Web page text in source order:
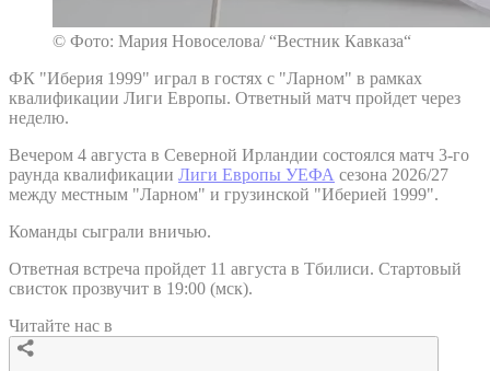
© Фото: Мария Новоселова/ “Вестник Кавказа“
ФК "Иберия 1999" играл в гостях с "Ларном" в рамках
квалификации Лиги Европы. Ответный матч пройдет через
неделю.
Вечером 4 августа в Северной Ирландии состоялся матч 3-го
раунда квалификации Лиги Европы УЕФА сезона 2026/27
между местным "Ларном" и грузинской "Иберией 1999".
Команды сыграли вничью.
Ответная встреча пройдет 11 августа в Тбилиси. Стартовый
свисток прозвучит в 19:00 (мск).
Читайте нас в